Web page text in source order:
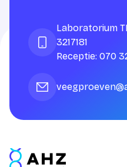
Laboratorium
3217181
Receptie: 070